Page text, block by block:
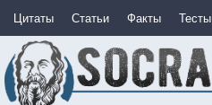
Цитаты Статьи Факты Тесты